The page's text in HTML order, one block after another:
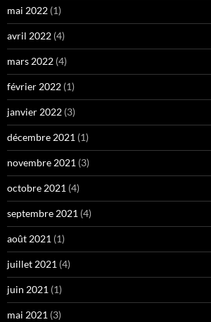
mai 2022 (1)
avril 2022 (4)
mars 2022 (4)
février 2022 (1)
janvier 2022 (3)
décembre 2021 (1)
novembre 2021 (3)
octobre 2021 (4)
septembre 2021 (4)
août 2021 (1)
juillet 2021 (4)
juin 2021 (1)
mai 2021 (3)